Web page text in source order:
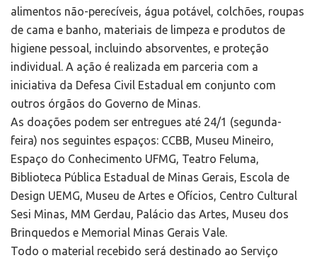
alimentos não-perecíveis, água potável, colchões, roupas
de cama e banho, materiais de limpeza e produtos de
higiene pessoal, incluindo absorventes, e proteção
individual. A ação é realizada em parceria com a
iniciativa da Defesa Civil Estadual em conjunto com
outros órgãos do Governo de Minas.
As doações podem ser entregues até 24/1 (segunda-
feira) nos seguintes espaços: CCBB, Museu Mineiro,
Espaço do Conhecimento UFMG, Teatro Feluma,
Biblioteca Pública Estadual de Minas Gerais, Escola de
Design UEMG, Museu de Artes e Ofícios, Centro Cultural
Sesi Minas, MM Gerdau, Palácio das Artes, Museu dos
Brinquedos e Memorial Minas Gerais Vale.
Todo o material recebido será destinado ao Serviço